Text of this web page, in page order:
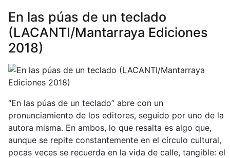
2019)
En las púas de un teclado
(LACANTI/Mantarraya Ediciones
2018)
“En las púas de un teclado” abre con un
pronunciamiento de los editores, seguido por uno de la
autora misma. En ambos, lo que resalta es algo que,
aunque se repite constantemente en el círculo cultural,
pocas veces se recuerda en la vida de calle, tangible: el